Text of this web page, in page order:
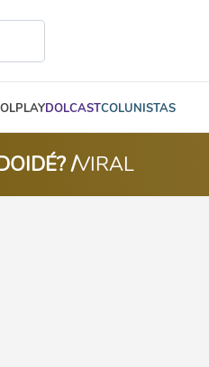
DOLCASTCOLUNISTAS
/VIRAL